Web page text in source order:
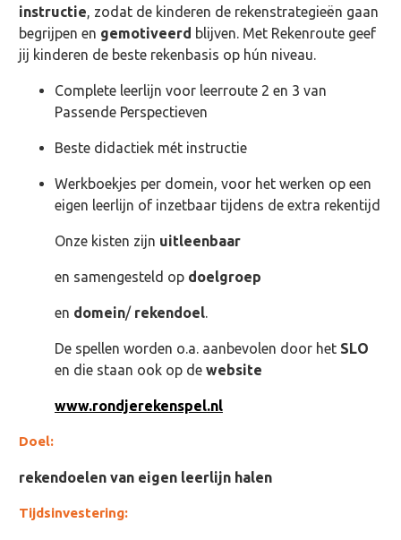
instructie, zodat de kinderen de rekenstrategieën gaan
begrijpen en gemotiveerd blijven. Met Rekenroute geef
jij kinderen de beste rekenbasis op hún niveau.
Complete leerlijn voor leerroute 2 en 3 van
Passende Perspectieven
Beste didactiek mét instructie
Werkboekjes per domein, voor het werken op een
eigen leerlijn of inzetbaar tijdens de extra rekentijd
Onze kisten zijn uitleenbaar
en samengesteld op doelgroep
en domein/ rekendoel.
De spellen worden o.a. aanbevolen door het SLO
en die staan ook op de website
www.rondjerekenspel.nl
Doel:
rekendoelen van eigen leerlijn halen
Tijdsinvestering: